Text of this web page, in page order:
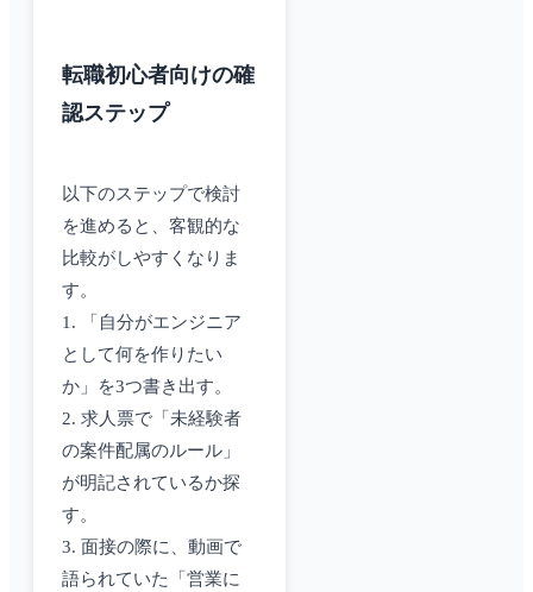
転職初心者向けの確
認ステップ
以下のステップで検討
を進めると、客観的な
比較がしやすくなりま
す。
1. 「自分がエンジニア
として何を作りたい
か」を3つ書き出す。
2. 求人票で「未経験者
の案件配属のルール」
が明記されているか探
す。
3. 面接の際に、動画で
語られていた「営業に